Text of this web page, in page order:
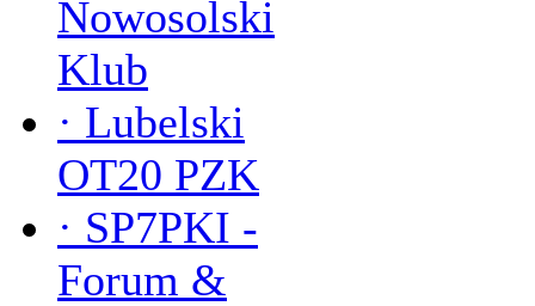
Nowosolski
Klub
· Lubelski
OT20 PZK
· SP7PKI -
Forum &